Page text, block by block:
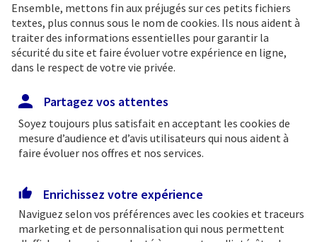
L'OFFRE PATRIMONIALE
Une solution pour chaque
situation
Retrouvez tous les avantages et services
bancaires à votre disposition. Être à vos côtés
au quotidien et dans vos projets est notre
Ensemble, mettons fin aux préjugés sur ces petits fichiers
textes, plus connus sous le nom de cookies. Ils nous aident à
traiter des informations essentielles pour garantir la
sécurité du site et faire évoluer votre expérience en ligne,
dans le respect de votre vie privée.
Partagez vos attentes
Soyez toujours plus satisfait en acceptant les cookies de
mesure d’audience et d’avis utilisateurs qui nous aident à
faire évoluer nos offres et nos services.
Enrichissez votre expérience
Naviguez selon vos préférences avec les cookies et traceurs
marketing et de personnalisation qui nous permettent